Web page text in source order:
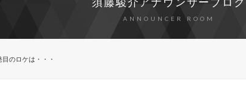
ANNOUNCER ROOM
目のロケは・・・